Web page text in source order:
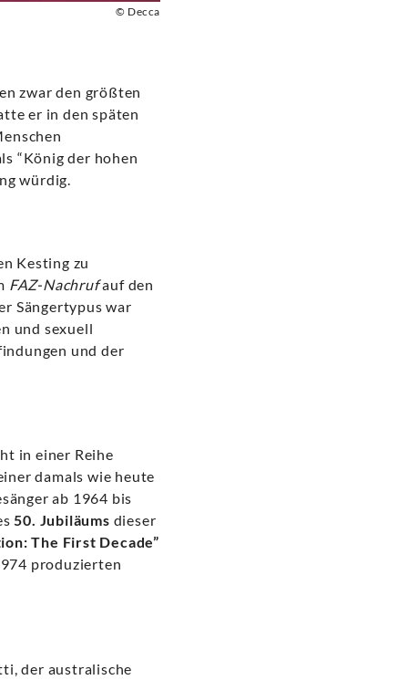
© Decca
zwar den größten
er in den späten
“König der hohen
würdig.
Kesting zu
FAZ-Nachrufauf den
Sängertypus war
und sexuell
und der
in einer Reihe
damals wie heute
ab 1964 bis
50. Jubiläums dieser
The First Decade”
produzierten
der australische